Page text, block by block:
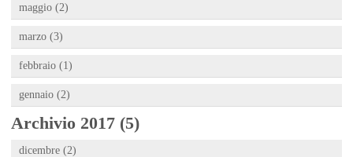
maggio (2)
marzo (3)
febbraio (1)
gennaio (2)
Archivio 2017 (5)
dicembre (2)